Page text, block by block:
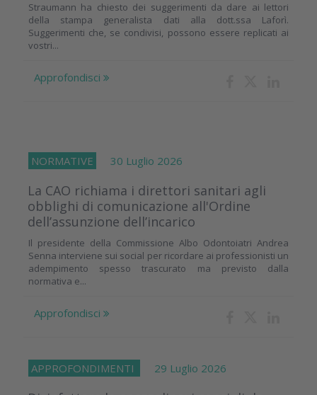
Straumann ha chiesto dei suggerimenti da dare ai lettori
della stampa generalista dati alla dott.ssa Laforì.
Suggerimenti che, se condivisi, possono essere replicati ai
vostri...
Approfondisci
NORMATIVE 30 Luglio 2026
La CAO richiama i direttori sanitari agli
obblighi di comunicazione all'Ordine
dell’assunzione dell’incarico
Il presidente della Commissione Albo Odontoiatri Andrea
Senna interviene sui social per ricordare ai professionisti un
adempimento spesso trascurato ma previsto dalla
normativa e...
Approfondisci
APPROFONDIMENTI 29 Luglio 2026